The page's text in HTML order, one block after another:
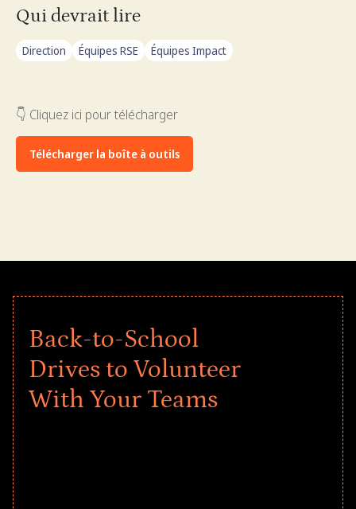
Qui devrait lire
Direction Équipes RSE Équipes Impact
👇 Cliquez ici pour télécharger
Télécharger la boîte à outils
Back-to-School
Drives to Volunteer
With Your Teams